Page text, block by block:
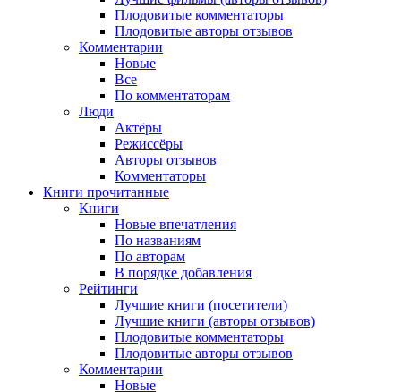
Плодовитые комментаторы
Плодовитые авторы отзывов
Комментарии
Новые
Все
По комментаторам
Люди
Актёры
Режиссёры
Авторы отзывов
Комментаторы
Книги прочитанные
Книги
Новые впечатления
По названиям
По авторам
В порядке добавления
Рейтинги
Лучшие книги (посетители)
Лучшие книги (авторы отзывов)
Плодовитые комментаторы
Плодовитые авторы отзывов
Комментарии
Новые